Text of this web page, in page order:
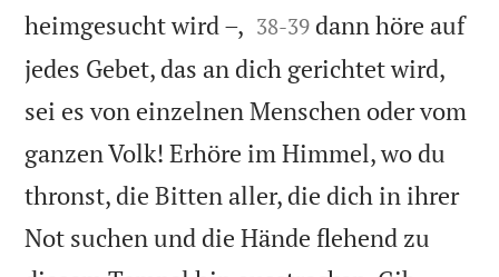
heimgesucht wird –, 

38-39 dann höre auf
jedes Gebet, das an dich gerichtet wird,
sei es von einzelnen Menschen oder vom
ganzen Volk! Erhöre im Himmel, wo du
thronst, die Bitten aller, die dich in ihrer
Not suchen und die Hände flehend zu